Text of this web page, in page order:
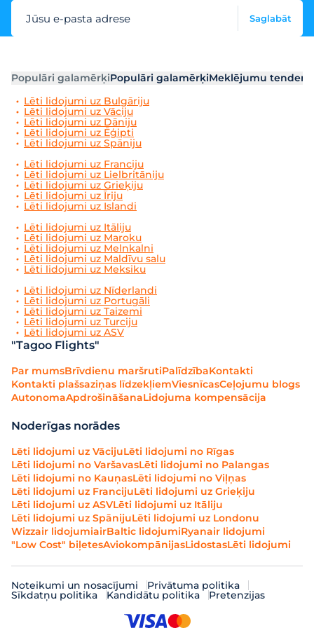
Jūsu e-pasta adrese Saglabāt
Populāri galamērķiPopulāri galamērķiMeklējumu
Lēti lidojumi uz Bulgāriju
Lēti lidojumi uz Vāciju
Lēti lidojumi uz Dāniju
Lēti lidojumi uz Ēģipti
Lēti lidojumi uz Spāniju
Lēti lidojumi uz Franciju
Lēti lidojumi uz Lielbritāniju
Lēti lidojumi uz Grieķiju
Lēti lidojumi uz Īriju
Lēti lidojumi uz Islandi
Lēti lidojumi uz Itāliju
Lēti lidojumi uz Maroku
Lēti lidojumi uz Melnkalni
Lēti lidojumi uz Maldīvu salu
Lēti lidojumi uz Meksiku
Lēti lidojumi uz Nīderlandi
Lēti lidojumi uz Portugāli
Lēti lidojumi uz Taizemi
Lēti lidojumi uz Turciju
Lēti lidojumi uz ASV
"Tagoo Flights"
Par mumsBrīvdienu maršrutiPalīdzībaKontakti
Kontakti plašsaziņas līdzekļiemViesnīcasCeļojumu blogs
AutonomaApdrošināšanaLidojuma kompensācija
Noderīgas norādes
Lēti lidojumi uz VācijuLēti lidojumi no Rīgas
Lēti lidojumi no VaršavasLēti lidojumi no Palangas
Lēti lidojumi no KauņasLēti lidojumi no Viļņas
Lēti lidojumi uz FrancijuLēti lidojumi uz Grieķiju
Lēti lidojumi uz ASVLēti lidojumi uz Itāliju
Lēti lidojumi uz SpānijuLēti lidojumi uz Londonu
Wizzair lidojumiairBaltic lidojumiRyanair lidojumi
"Low Cost" biļetesAviokompānijasLidostasLēti lidojumi
Noteikumi un nosacījumi Privātuma politika
Sīkdatņu politika Kandidātu politika Pretenzijas